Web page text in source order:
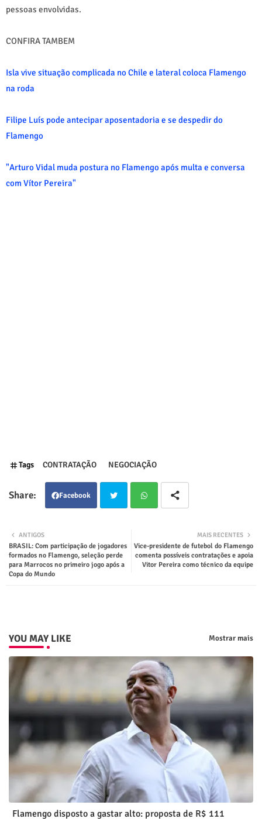
pessoas envolvidas.
CONFIRA TAMBEM
Isla vive situação complicada no Chile e lateral coloca Flamengo
na roda
Filipe Luís pode antecipar aposentadoria e se despedir do
Flamengo
"Arturo Vidal muda postura no Flamengo após multa e conversa
com Vítor Pereira"
Tags CONTRATAÇÃO NEGOCIAÇÃO
Facebook
ter tsap
MAIS RECENTES
Vice-presidente de futebol do Flamengo
comenta possíveis contratações e apoia
Vitor Pereira como técnico da equipe
ANTIGOS
BRASIL: Com participação de jogadores
formados no Flamengo, seleção perde
para Marrocos no primeiro jogo após a
Copa do Mundo
YOU MAY LIKE Mostrar mais
Flamengo disposto a gastar alto: proposta de R$ 111